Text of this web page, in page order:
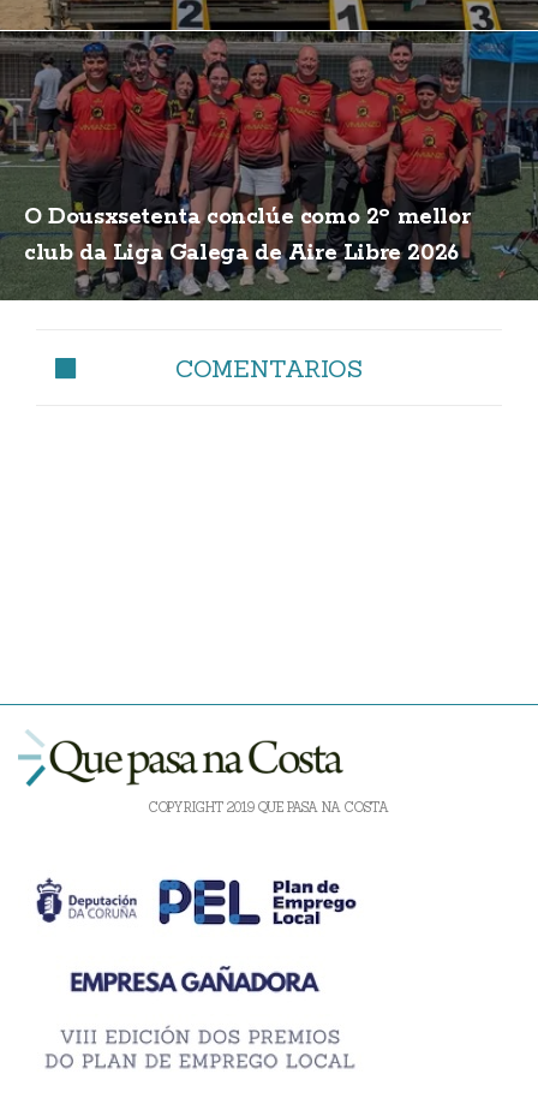
O Dousxsetenta conclúe como 2º mellor
club da Liga Galega de Aire Libre 2026
COMENTARIOS
COPYRIGHT 2019 QUE PASA NA COSTA